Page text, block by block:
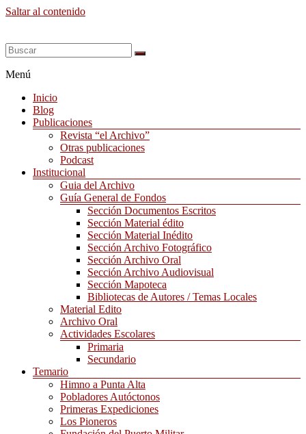
Saltar al contenido
Menú
Inicio
Blog
Publicaciones
Revista “el Archivo”
Otras publicaciones
Podcast
Institucional
Guia del Archivo
Guía General de Fondos
Sección Documentos Escritos
Sección Material édito
Sección Material Inédito
Sección Archivo Fotográfico
Sección Archivo Oral
Sección Archivo Audiovisual
Sección Mapoteca
Bibliotecas de Autores / Temas Locales
Material Edito
Archivo Oral
Actividades Escolares
Primaria
Secundario
Temario
Himno a Punta Alta
Pobladores Autóctonos
Primeras Expediciones
Los Pioneros